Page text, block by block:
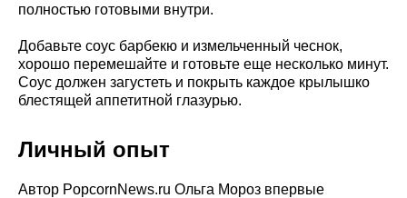
полностью готовыми внутри.
Добавьте соус барбекю и измельченный чеснок,
хорошо перемешайте и готовьте еще несколько минут.
Соус должен загустеть и покрыть каждое крылышко
блестящей аппетитной глазурью.
Личный опыт
Автор PopcornNews.ru Ольга Мороз впервые